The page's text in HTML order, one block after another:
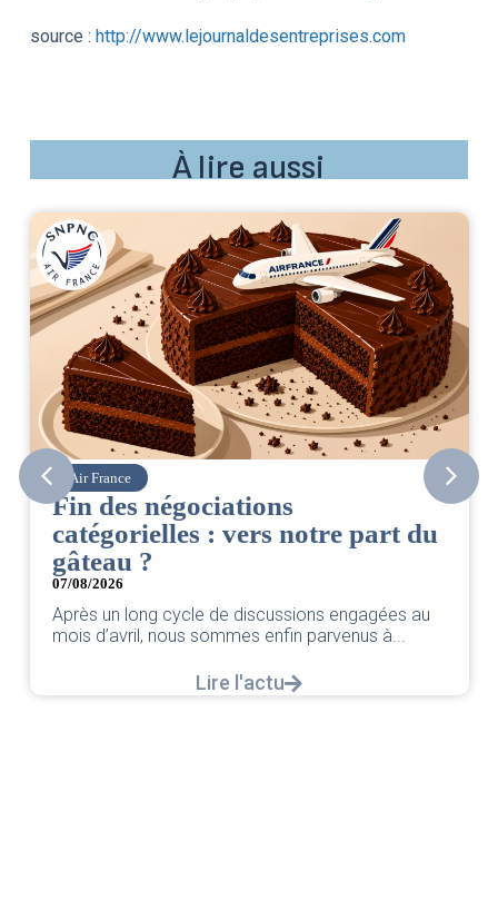
source : http://www.lejournaldesentreprises.com
À lire aussi
négociations
: vers notre part du
cycle de discussions engagées au
nous sommes enfin parvenus à...
Corsair
CSE.
06/08/2026